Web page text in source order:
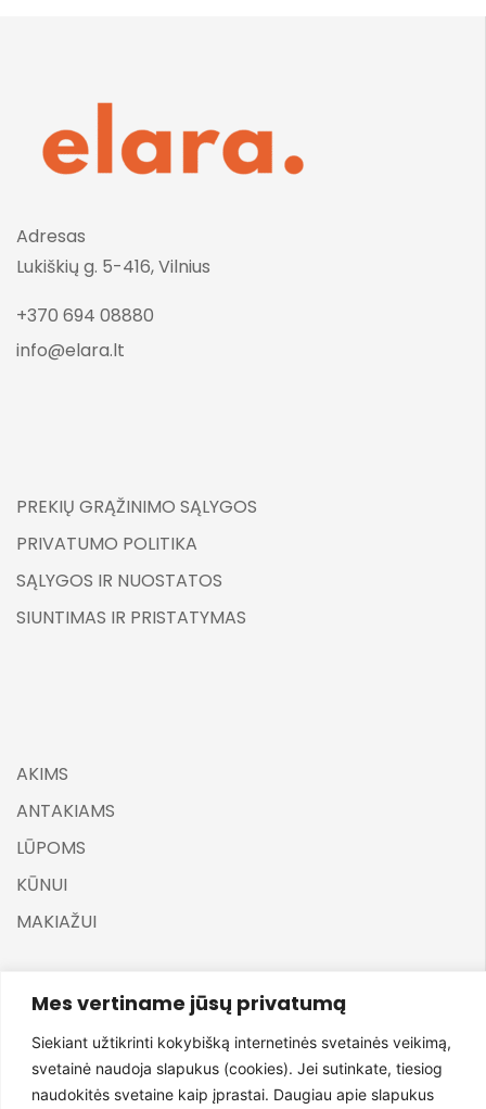
Mes vertiname jūsų privatumą
Siekiant užtikrinti kokybišką internetinės svetainės veikimą,
svetainė naudoja slapukus (cookies). Jei sutinkate, tiesiog
naudokitės svetaine kaip įprastai. Daugiau apie slapukus
Adresas
Lukiškių g. 5-416, Vilnius
+370 694 08880
info@elara.lt
PREKIŲ GRĄŽINIMO SĄLYGOS
PRIVATUMO POLITIKA
SĄLYGOS IR NUOSTATOS
SIUNTIMAS IR PRISTATYMAS
AKIMS
ANTAKIAMS
LŪPOMS
KŪNUI
MAKIAŽUI
©ELARA BY UGNĖ ZAVISTAUSKAITĖ 2025